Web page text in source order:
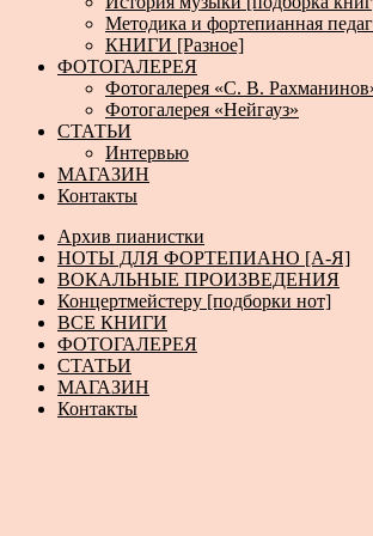
Методика и фортепианная
КНИГИ [Разное]
ФОТОГАЛЕРЕЯ
Фотогалерея «С. В.
Фотогалерея «Нейгауз»
СТАТЬИ
Интервью
МАГАЗИН
Контакты
Архив пианистки
НОТЫ ДЛЯ ФОРТЕПИАНО [А-Я]
ВОКАЛЬНЫЕ ПРОИЗВЕДЕНИЯ
Концертмейстеру [подборки нот]
ВСЕ КНИГИ
ФОТОГАЛЕРЕЯ
СТАТЬИ
МАГАЗИН
Контакты